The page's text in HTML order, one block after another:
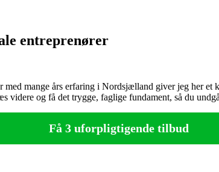
entreprenører
med mange års erfaring i Nordsjælland giver jeg her
og få det trygge, faglige fundament, så du
Få 3 uforpligtigende tilbud